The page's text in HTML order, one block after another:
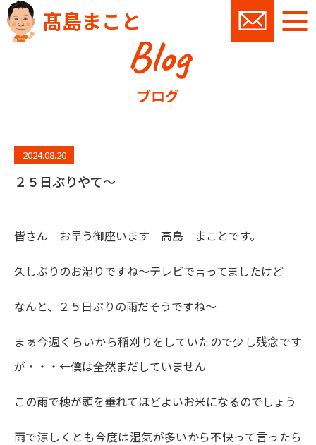
髙島まこと
Blog
ブログ
2024.08.20
２５日ぶりやて～
皆さん お早う御座います 高島 まことです。
久しぶりのお湿りですね～テレビで言ってましたけど
なんと、２５日ぶりの雨だそうですね～
まぁ今週くらいから稲刈りをしていたので少し残念です
が・・・←僕は全然まだしていません
この雨で穂が頭を垂れてほどよいお米になるのでしょう
雨で涼しくとも今度は湿気が多いから不快って言ったら